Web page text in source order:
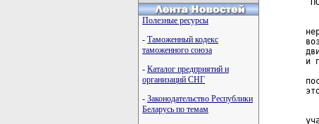
Полезные ресурсы
- Таможенный кодекс
таможенного союза
- Каталог предприятий и
организаций СНГ
- Законодательство Республики
Беларусь по темам